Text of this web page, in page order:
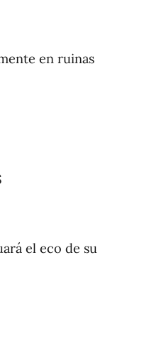
en ruinas
el eco de su